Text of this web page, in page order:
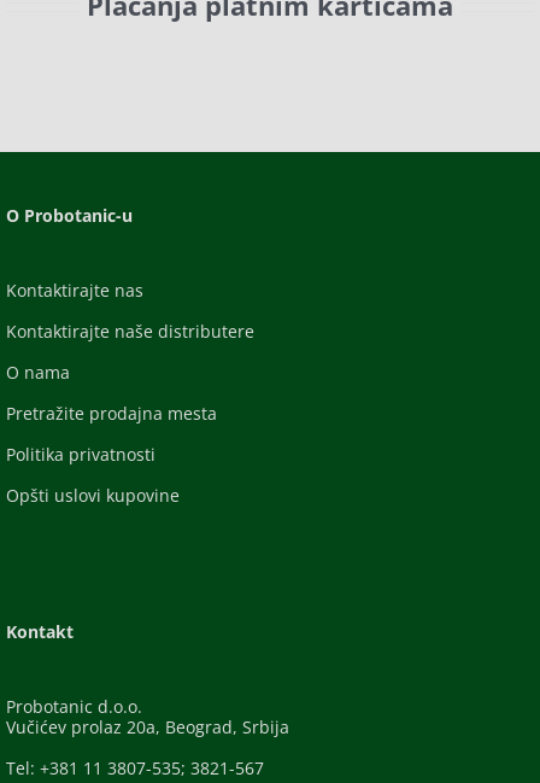
O Probotanic-u
Kontaktirajte nas
Kontaktirajte naše distributere
O nama
Pretražite prodajna mesta
Politika privatnosti
Opšti uslovi kupovine
Kontakt
Probotanic d.o.o.
Vučićev prolaz 20a, Beograd, Srbija
Tel: +381 11 3807-535; 3821-567